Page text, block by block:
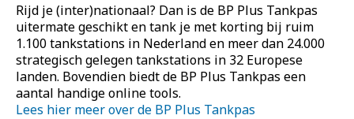
Snel Tank Dedemsvaart
Hoofdvaart 203 Dedemsvaart, 7701 JK
0523 - 614 714
Richting
Rijd je (inter)nationaal? Dan is de BP Plus Tankpas
uitermate geschikt en tank je met korting bij ruim
1.100 tankstations in Nederland en meer dan 24.000
strategisch gelegen tankstations in 32 Europese
landen. Bovendien biedt de BP Plus Tankpas een
aantal handige online tools.
Lees hier meer over de BP Plus Tankpas